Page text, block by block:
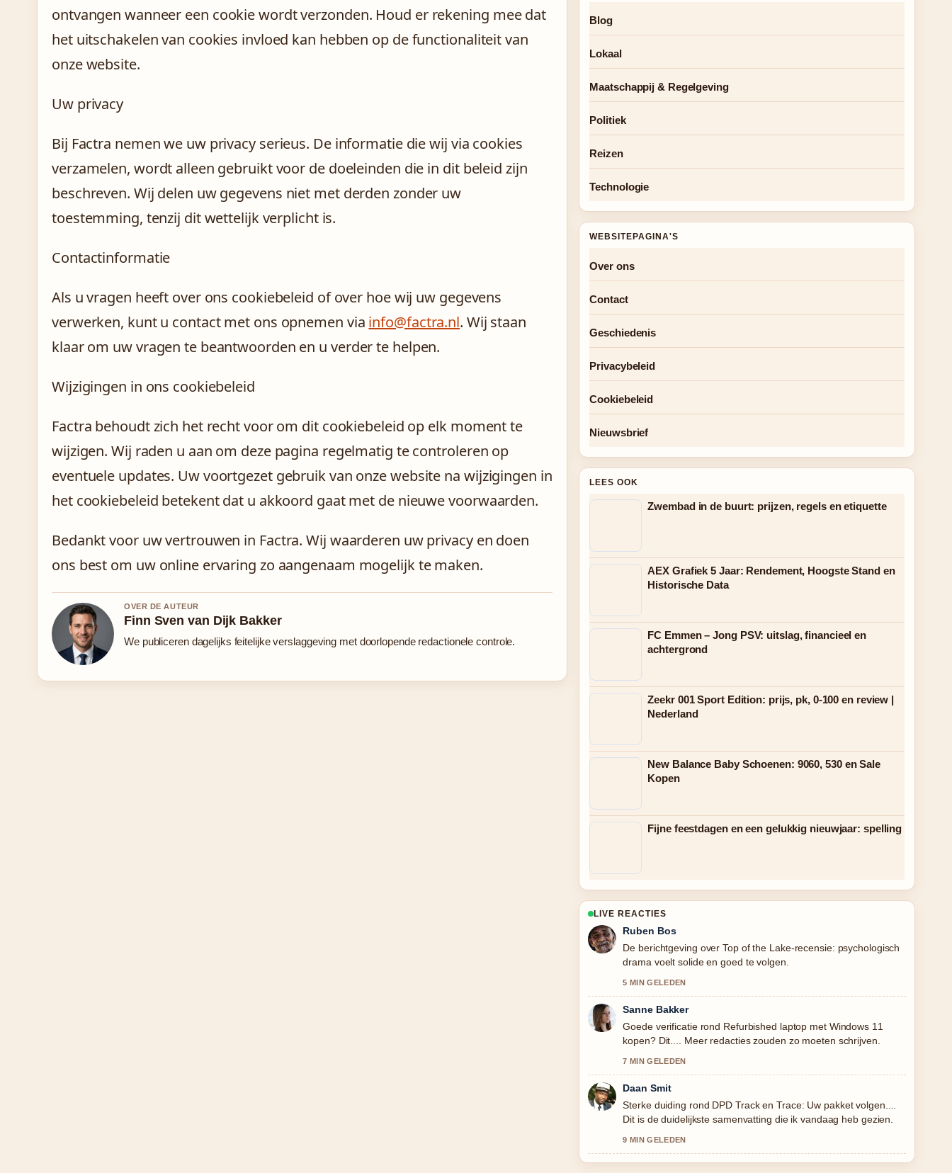
ontvangen wanneer een cookie wordt verzonden. Houd er rekening mee dat
het uitschakelen van cookies invloed kan hebben op de functionaliteit van
onze website.
Uw privacy
Bij Factra nemen we uw privacy serieus. De informatie die wij via cookies
verzamelen, wordt alleen gebruikt voor de doeleinden die in dit beleid zijn
beschreven. Wij delen uw gegevens niet met derden zonder uw
toestemming, tenzij dit wettelijk verplicht is.
Contactinformatie
Als u vragen heeft over ons cookiebeleid of over hoe wij uw gegevens
verwerken, kunt u contact met ons opnemen via info@factra.nl. Wij staan
klaar om uw vragen te beantwoorden en u verder te helpen.
Wijzigingen in ons cookiebeleid
Factra behoudt zich het recht voor om dit cookiebeleid op elk moment te
wijzigen. Wij raden u aan om deze pagina regelmatig te controleren op
eventuele updates. Uw voortgezet gebruik van onze website na wijzigingen in
het cookiebeleid betekent dat u akkoord gaat met de nieuwe voorwaarden.
Bedankt voor uw vertrouwen in Factra. Wij waarderen uw privacy en doen
ons best om uw online ervaring zo aangenaam mogelijk te maken.
OVER DE AUTEUR
Finn Sven van Dijk Bakker
We publiceren dagelijks feitelijke verslaggeving met doorlopende redactionele controle.
Blog
Lokaal
Maatschappij & Regelgeving
Politiek
Reizen
Technologie
WEBSITEPAGINA'S
Over ons
Contact
Geschiedenis
Privacybeleid
Cookiebeleid
Nieuwsbrief
LEES OOK
Zwembad in de buurt: prijzen, regels en etiquette
AEX Grafiek 5 Jaar: Rendement, Hoogste Stand en
Historische Data
FC Emmen – Jong PSV: uitslag, financieel en
achtergrond
Zeekr 001 Sport Edition: prijs, pk, 0-100 en review |
Nederland
New Balance Baby Schoenen: 9060, 530 en Sale
Kopen
Fijne feestdagen en een gelukkig nieuwjaar: spelling
LIVE REACTIES
Ruben Bos
De berichtgeving over Top of the Lake-recensie: psychologisch
drama voelt solide en goed te volgen.
5 MIN GELEDEN
Sanne Bakker
Goede verificatie rond Refurbished laptop met Windows 11
kopen? Dit.... Meer redacties zouden zo moeten schrijven.
7 MIN GELEDEN
Daan Smit
Sterke duiding rond DPD Track en Trace: Uw pakket volgen....
Dit is de duidelijkste samenvatting die ik vandaag heb gezien.
9 MIN GELEDEN